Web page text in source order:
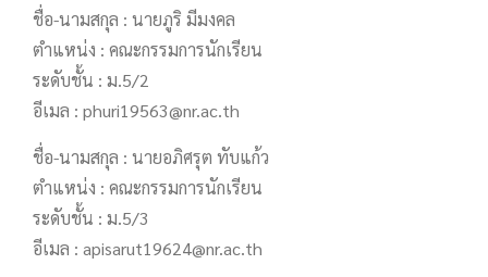
ชื่อ-นามสกุล : นายภูริ มีมงคล
ตำแหน่ง : คณะกรรมการนักเรียน
ระดับชั้น : ม.5/2
อีเมล : phuri19563@nr.ac.th
ชื่อ-นามสกุล : นายอภิศรุต ทับแก้ว
ตำแหน่ง : คณะกรรมการนักเรียน
ระดับชั้น : ม.5/3
อีเมล : apisarut19624@nr.ac.th